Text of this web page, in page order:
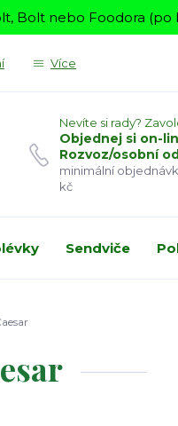
Bolt nebo Foodora
Více
Nevíte si rady?
Objednej si on-
Rozvoz/osobní
minimální
kč
Sendviče